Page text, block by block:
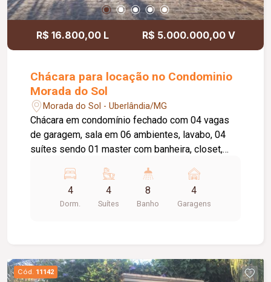
R$ 16.800,00 L R$ 5.000.000,00 V
Chácara para locação no Condominio
Morada do Sol
Morada do Sol - Uberlândia/MG
Chácara em condomínio fechado com 04 vagas
de garagem, sala em 06 ambientes, lavabo, 04
suítes sendo 01 master com banheira, closet,
anexa a varanda e praça interna, despensa,
lavabo, masculino e feminino e sauna, lavanderia
com estendal e banheiro externo. A casa é toda
pássaros. Pomar separado; Acabamentos em
4
Dorm.
4
Suítes
8
Banho
4
Garagens
Cód. 11142